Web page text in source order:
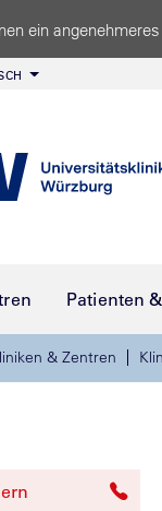
ein
Patienten
& Zentren